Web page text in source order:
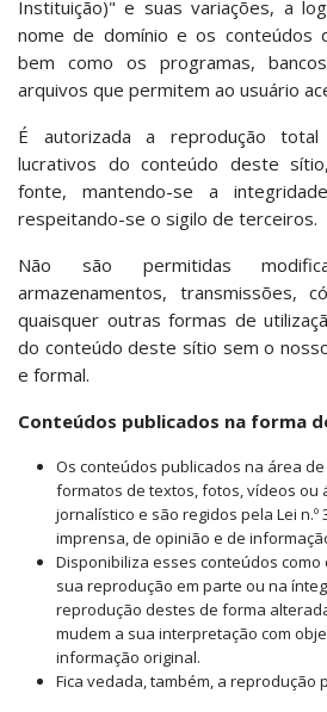
Instituição)" e suas variações, a
nome de domínio e os conteúdos
bem como os programas,
arquivos que permitem ao usuário
É autorizada a reprodução
lucrativos do conteúdo deste
fonte, mantendo-se a
respeitando-se o sigilo de terceiros.
Não são permitidas
armazenamentos, transmissões,
quaisquer outras formas de
do conteúdo deste sítio sem o
e formal.
Conteúdos publicados na forma
Os conteúdos publicados na área
formatos de textos, fotos, vídeos ou
jornalístico e são regidos pela Lei n.º
imprensa, de opinião e de
Disponibiliza esses conteúdos
sua reprodução em parte ou na
reprodução destes de forma
mudem a sua interpretação com
informação original.
Fica vedada, também, a reprodução